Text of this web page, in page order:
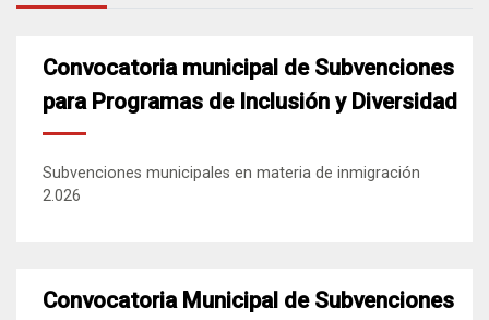
Convocatoria municipal de Subvenciones
para Programas de Inclusión y Diversidad
Subvenciones municipales en materia de inmigración
2.026
Convocatoria Municipal de Subvenciones